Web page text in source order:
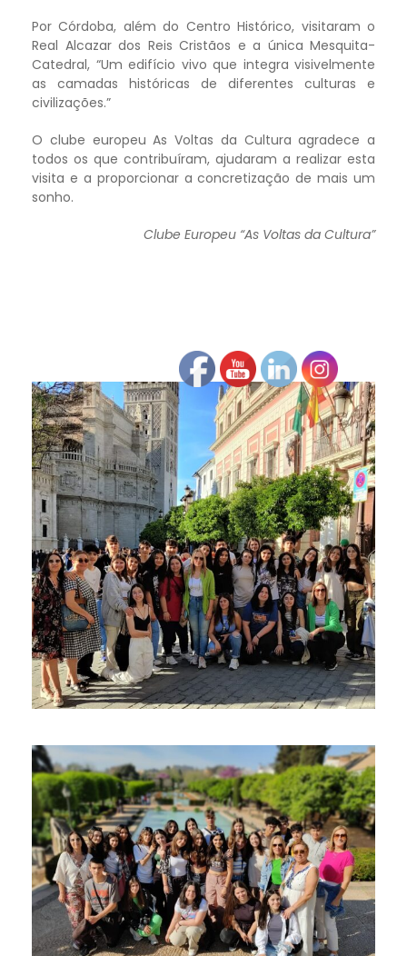
Por Córdoba, além do Centro Histórico, visitaram o
Real Alcazar dos Reis Cristãos e a única Mesquita-
Catedral, “Um edifício vivo que integra visivelmente
as camadas históricas de diferentes culturas e
civilizações.”
O clube europeu As Voltas da Cultura agradece a
todos os que contribuíram, ajudaram a realizar esta
visita e a proporcionar a concretização de mais um
sonho.
Clube Europeu “As Voltas da Cultura”